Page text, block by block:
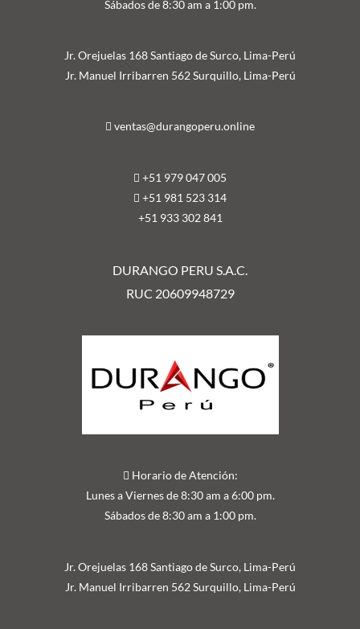
Sábados de 8:30 am a 1:00 pm.
Jr. Orejuelas 168 Santiago de Surco, Lima-Perú
Jr. Manuel Irribarren 562 Surquillo, Lima-Perú
ventas@durangoperu.online
+51 979 047 005
+51 981 523 314
+51 933 302 841
DURANGO PERU S.A.C.
RUC 20609948729
Horario de Atención:
Lunes a Viernes de 8:30 am a 6:00 pm.
Sábados de 8:30 am a 1:00 pm.
Jr. Orejuelas 168 Santiago de Surco, Lima-Perú
Jr. Manuel Irribarren 562 Surquillo, Lima-Perú